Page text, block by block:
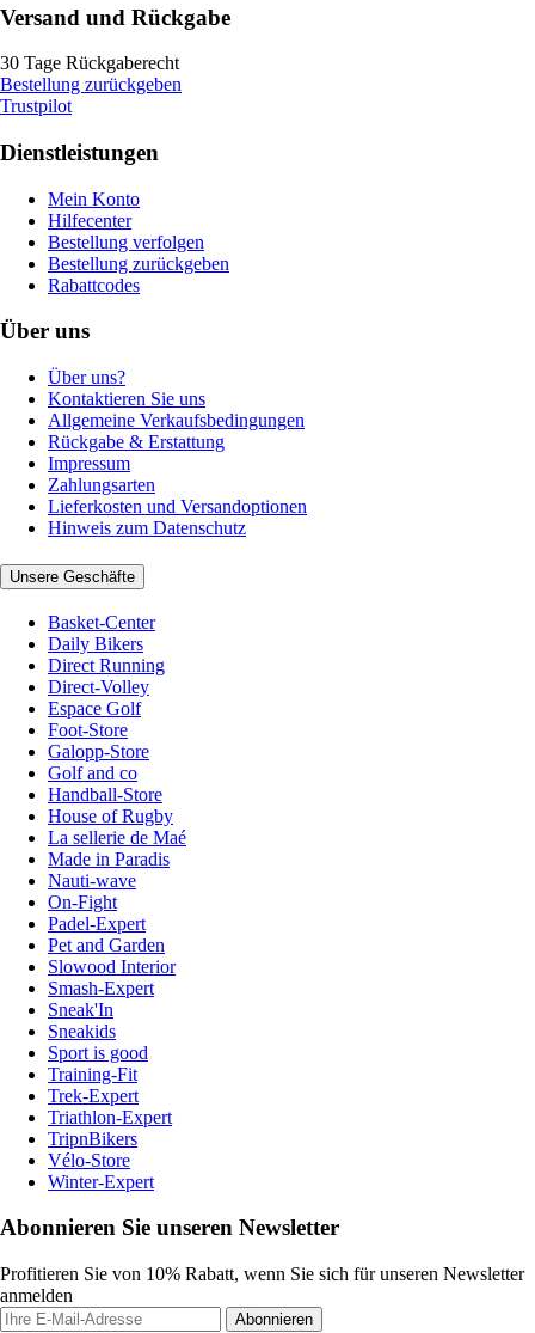
Versand und Rückgabe
30 Tage Rückgaberecht
Bestellung zurückgeben
Trustpilot
Dienstleistungen
Mein Konto
Hilfecenter
Bestellung verfolgen
Bestellung zurückgeben
Rabattcodes
Über uns
Über uns?
Kontaktieren Sie uns
Allgemeine Verkaufsbedingungen
Rückgabe & Erstattung
Impressum
Zahlungsarten
Lieferkosten und Versandoptionen
Hinweis zum Datenschutz
Unsere Geschäfte
Basket-Center
Daily Bikers
Direct Running
Direct-Volley
Espace Golf
Foot-Store
Galopp-Store
Golf and co
Handball-Store
House of Rugby
La sellerie de Maé
Made in Paradis
Nauti-wave
On-Fight
Padel-Expert
Pet and Garden
Slowood Interior
Smash-Expert
Sneak'In
Sneakids
Sport is good
Training-Fit
Trek-Expert
Triathlon-Expert
TripnBikers
Vélo-Store
Winter-Expert
Abonnieren Sie unseren Newsletter
Profitieren Sie von 10% Rabatt, wenn Sie sich für unseren Newsletter
anmelden
Abonnieren